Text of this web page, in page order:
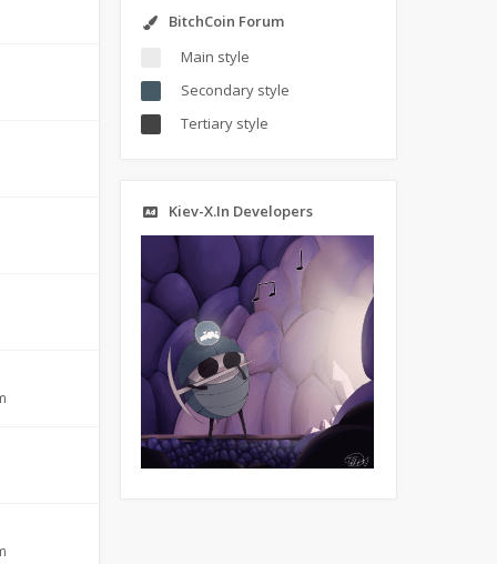
BitchCoin Forum
Main style
Secondary style
Tertiary style
Kiev-X.In Developers